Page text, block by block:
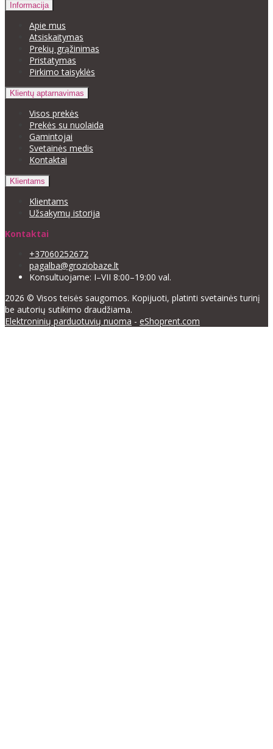
Informacija
Apie mus
Atsiskaitymas
Prekių grąžinimas
Pristatymas
Pirkimo taisyklės
Klientų aptarnavimas
Visos prekės
Prekės su nuolaida
Gamintojai
Svetainės medis
Kontaktai
Klientams
Klientams
Užsakymų istorija
Kontaktai
+37060252672
pagalba@groziobaze.lt
Konsultuojame: I–VII 8:00–19:00 val.
2026 © Visos teisės saugomos. Kopijuoti, platinti svetainės turinį
be autorių sutikimo draudžiama.
Elektroninių parduotuvių nuoma - eShoprent.com